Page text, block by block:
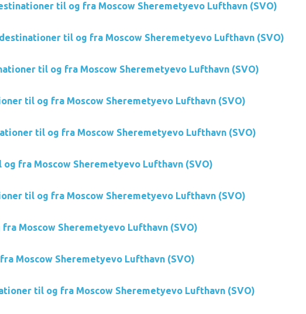
til og fra Moscow Sheremetyevo Lufthavn (SVO)
til og fra Moscow Sheremetyevo Lufthavn (SVO)
til og fra Moscow Sheremetyevo Lufthavn (SVO)
til og fra Moscow Sheremetyevo Lufthavn (SVO)
til og fra Moscow Sheremetyevo Lufthavn (SVO)
fra Moscow Sheremetyevo Lufthavn (SVO)
til og fra Moscow Sheremetyevo Lufthavn (SVO)
Moscow Sheremetyevo Lufthavn (SVO)
Moscow Sheremetyevo Lufthavn (SVO)
til og fra Moscow Sheremetyevo Lufthavn (SVO)